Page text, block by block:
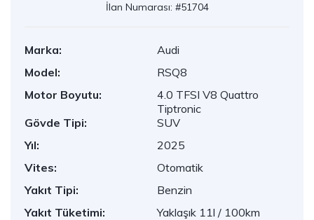
İlan Numarası: #51704
Marka:
Audi
Model:
RSQ8
Motor Boyutu:
4.0 TFSI V8 Quattro
Tiptronic
Gövde Tipi:
SUV
Yıl:
2025
Vites:
Otomatik
Yakıt Tipi:
Benzin
Yakıt Tüketimi:
Yaklaşık 11l / 100km